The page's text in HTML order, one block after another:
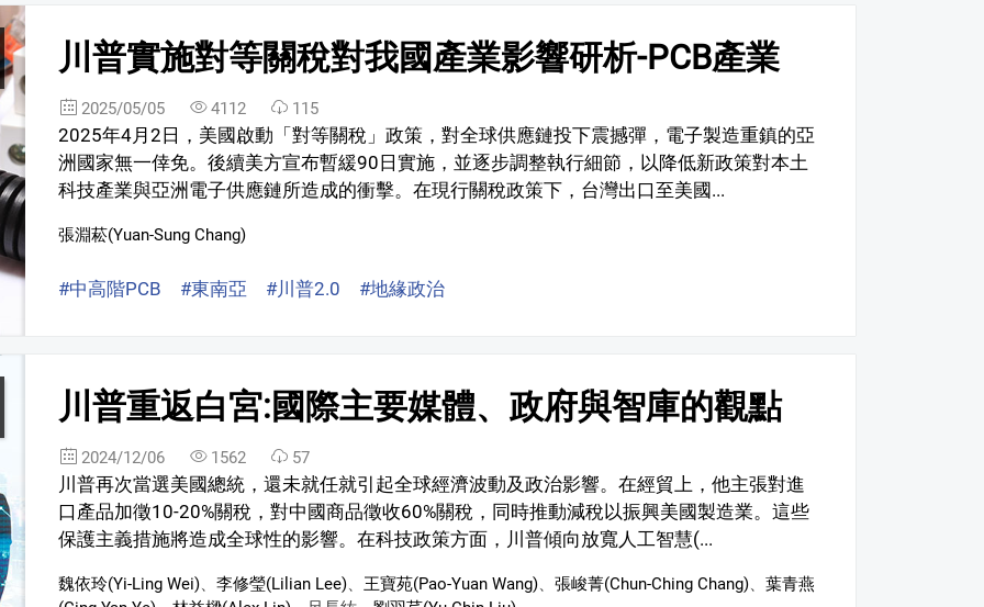
川普實施對等關稅對我國產業影響研析-PCB產業
2025/05/05 4112 115
2025年4月2日，美國啟動「對等關稅」政策，對全球供應鏈投下震撼彈，電子製造重鎮的亞
洲國家無一倖免。後續美方宣布暫緩90日實施，並逐步調整執行細節，以降低新政策對本土
科技產業與亞洲電子供應鏈所造成的衝擊。在現行關稅政策下，台灣出口至美國...
張淵菘(Yuan-Sung Chang)
#中高階PCB #東南亞 #川普2.0 #地緣政治
川普重返白宮:國際主要媒體、政府與智庫的觀點
2024/12/06 1562 57
川普再次當選美國總統，還未就任就引起全球經濟波動及政治影響。在經貿上，他主張對進
口產品加徵10-20%關稅，對中國商品徵收60%關稅，同時推動減稅以振興美國製造業。這些
保護主義措施將造成全球性的影響。在科技政策方面，川普傾向放寬人工智慧(...
魏依玲(Yi-Ling Wei)、 李修瑩(Lilian Lee)、 王寶苑(Pao-Yuan Wang)、 張峻菁(Chun-Ching Chang)、 葉青燕